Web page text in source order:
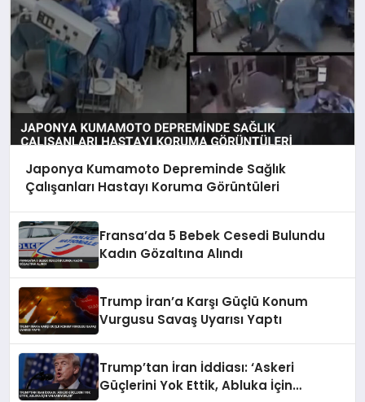
Japonya Kumamoto Depreminde Sağlık
Çalışanları Hastayı Koruma Görüntüleri
Fransa’da 5 Bebek Cesedi Bulundu
Kadın Gözaltına Alındı
Trump İran’a Karşı Güçlü Konum
Vurgusu Savaş Uyarısı Yaptı
Trump’tan İran İddiası: ‘Askeri
Güçlerini Yok Ettik, Abluka İçin